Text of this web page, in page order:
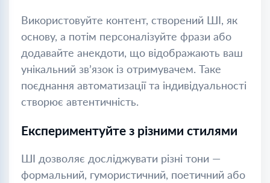
Використовуйте контент, створений ШІ, як
основу, а потім персоналізуйте фрази або
додавайте анекдоти, що відображають ваш
унікальний зв’язок із отримувачем. Таке
поєднання автоматизації та індивідуальності
створює автентичність.
Експериментуйте з різними стилями
ШІ дозволяє досліджувати різні тони —
формальний, гумористичний, поетичний або